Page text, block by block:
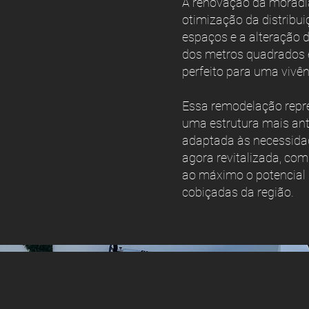
otimização da
espaços e a alteração
dos metros quadrados
perfeito para uma
Essa remodelação
uma estrutura mais
adaptada às
agora revitalizada,
ao máximo o
cobiçadas da região.